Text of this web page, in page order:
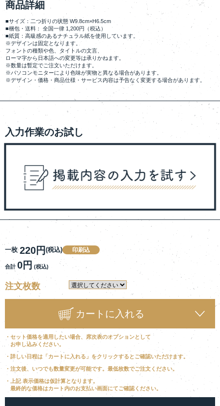
商品詳細
■サイズ：二つ折りの状態 W9.8cm×H6.5cm
■梱包・送料： 全国一律 1,200円（税込）
■紙質：高級感のあるナチュラル紙を使用しています。
※デザインは固定となります。
フォントの種類や色、タイトルの文言、
ローマ字から日本語への変更等は承りかねます。
※数量は暫定でご注文いただけます。
※パソコンモニターにより色味が実物と異なる場合があります。
※デザイン・価格・商品仕様・サービス内容は予告なく変更する場合があります。
入力作業のお試し
一枚220円 (税込) 印刷込
合計 0円 (税込)
注文枚数
カートに入れる
・セット価格を適用したい場合、席次表のオプションとして
お申し込みください。
・詳しい日程は「カートに入れる」をクリックするとご確認いただけます。
・注文後、いつでも数量変更が可能です。最低枚数でご注文ください。
・上記 表示価格は仮計算となります。
最終的な価格はカート内のお支払い画面にてご確認ください。